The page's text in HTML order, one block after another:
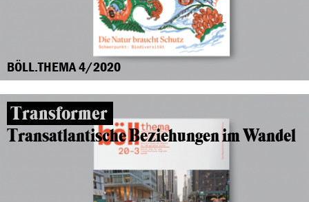
BÖLL.THEMA 4/2020
Transformer
Transatlantische Beziehungen im Wandel